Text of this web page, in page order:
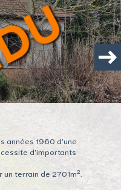
années 1960 d'une
d'importants
terrain de 2701m².